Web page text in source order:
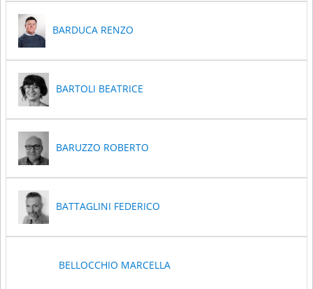
BARDUCA RENZO
BARTOLI BEATRICE
BARUZZO ROBERTO
BATTAGLINI FEDERICO
BELLOCCHIO MARCELLA